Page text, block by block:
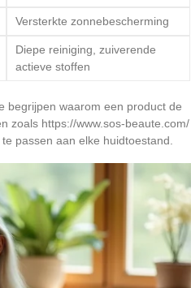
Versterkte zonnebescherming
Diepe reiniging, zuiverende
actieve stoffen
begrijpen waarom een product de
zoals https://www.sos-beaute.com/
passen aan elke huidtoestand.